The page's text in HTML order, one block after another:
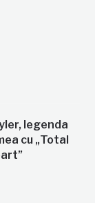
legenda
cu „Total